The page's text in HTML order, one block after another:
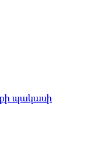
պակասի